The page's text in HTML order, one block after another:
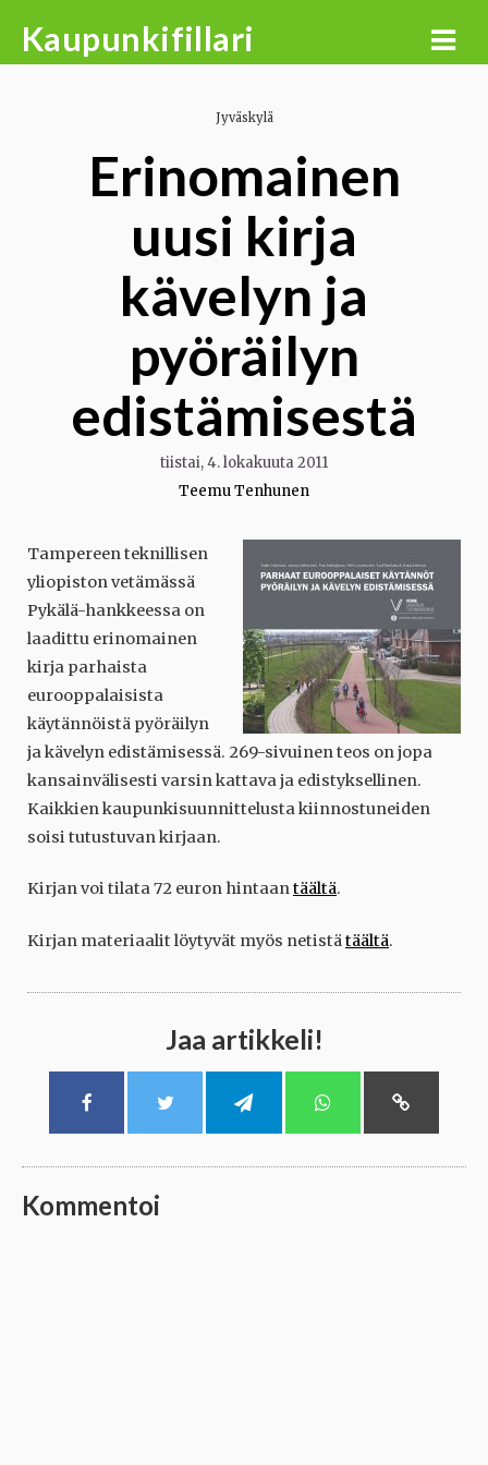
Kaupunkifillari
Jyväskylä
Erinomainen
uusi kirja
kävelyn ja
pyöräilyn
edistämisestä
tiistai, 4. lokakuuta 2011
Teemu Tenhunen
Tampereen teknillisen
yliopiston vetämässä
Pykälä-hankkeessa on
laadittu erinomainen
kirja parhaista
eurooppalaisista
käytännöistä pyöräilyn
ja kävelyn edistämisessä. 269-sivuinen teos on jopa
kansainvälisesti varsin kattava ja edistyksellinen.
Kaikkien kaupunkisuunnittelusta kiinnostuneiden
soisi tutustuvan kirjaan.
Kirjan voi tilata 72 euron hintaantäältä.
Kirjan materiaalit löytyvät myös netistätäältä.
Jaa artikkeli!
Kommentoi